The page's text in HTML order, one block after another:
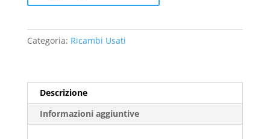
Yamaha
quantità
Categoria: Ricambi Usati
Descrizione
Informazioni aggiuntive